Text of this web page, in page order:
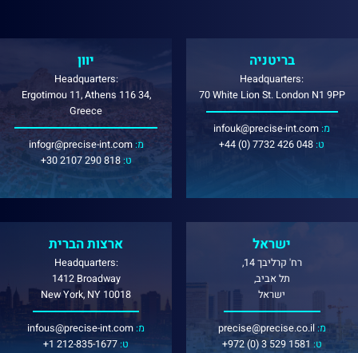
יוון
Headquarters:
Ergotimou 11, Athens 116 34,
Greece
infogr@precise-int.com :מ
+30 2107 290 818:ט
בריטניה
Headquarters:
70 White Lion St. London N1 9PP
infouk@precise-int.com :מ
+44 (0) 7732 426 048 :ט
ארצות הברית
Headquarters:
1412 Broadway
New York, NY 10018
infous@precise-int.com :מ
+1 212-835-1677:ט
ישראל
רח' קרליבך 14,
תל אביב,
ישראל
precise@precise.co.il :מ
+972 (0) 3 529 1581 :ט